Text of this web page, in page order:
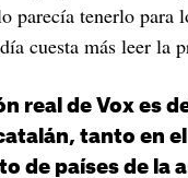
parecía tenerlo para
cuesta más leer la
real de Vox es
tanto en
de países de la